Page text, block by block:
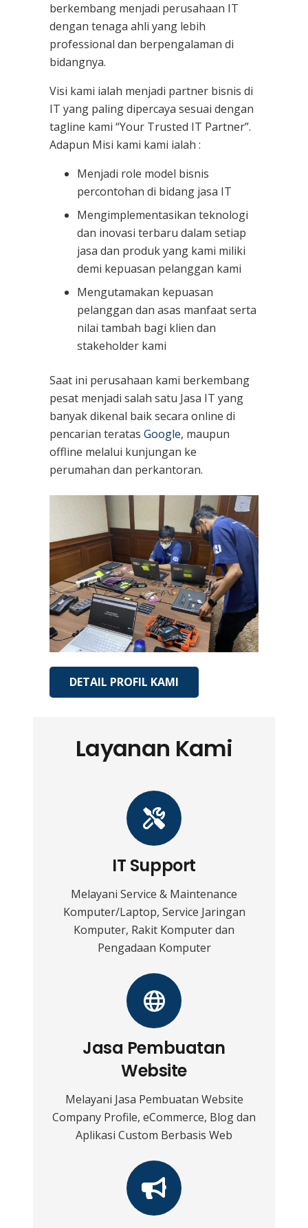
berkembang menjadi perusahaan IT
dengan tenaga ahli yang lebih
professional dan berpengalaman di
bidangnya.
Visi kami ialah menjadi partner bisnis di
IT yang paling dipercaya sesuai dengan
tagline kami “Your Trusted IT Partner”.
Adapun Misi kami kami ialah :
Menjadi role model bisnis
percontohan di bidang jasa IT
Mengimplementasikan teknologi
dan inovasi terbaru dalam setiap
jasa dan produk yang kami miliki
demi kepuasan pelanggan kami
Mengutamakan kepuasan
pelanggan dan asas manfaat serta
nilai tambah bagi klien dan
stakeholder kami
Saat ini perusahaan kami berkembang
pesat menjadi salah satu Jasa IT yang
banyak dikenal baik secara online di
pencarian teratas Google, maupun
offline melalui kunjungan ke
perumahan dan perkantoran.
DETAIL PROFIL KAMI
Layanan Kami
IT Support
Melayani Service & Maintenance
Komputer/Laptop, Service Jaringan
Komputer, Rakit Komputer dan
Pengadaan Komputer
Jasa Pembuatan
Website
Melayani Jasa Pembuatan Website
Company Profile, eCommerce, Blog dan
Aplikasi Custom Berbasis Web